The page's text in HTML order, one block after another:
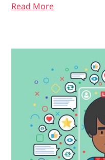
Read More